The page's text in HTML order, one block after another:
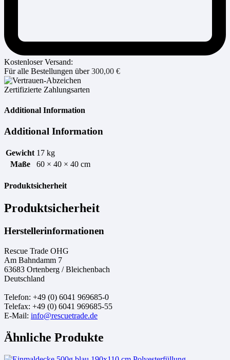
Kostenloser Versand:
Für alle Bestellungen über300,00 €
Zertifizierte Zahlungsarten
Additional Information
Additional Information
Gewicht 17 kg
Maße
60 × 40 × 40 cm
Produktsicherheit
Produktsicherheit
Herstellerinformationen
Rescue Trade OHG
Am Bahndamm 7
63683 Ortenberg / Bleichenbach
Deutschland
Telefon: +49 (0) 6041 969685-0
Telefax: +49 (0) 6041 969685-55
E-Mail: info@rescuetrade.de
Ähnliche Produkte